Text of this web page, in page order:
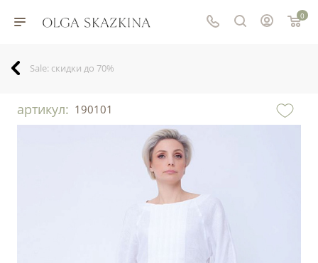
0
Sale: скидки до 70%
артикул: 190101